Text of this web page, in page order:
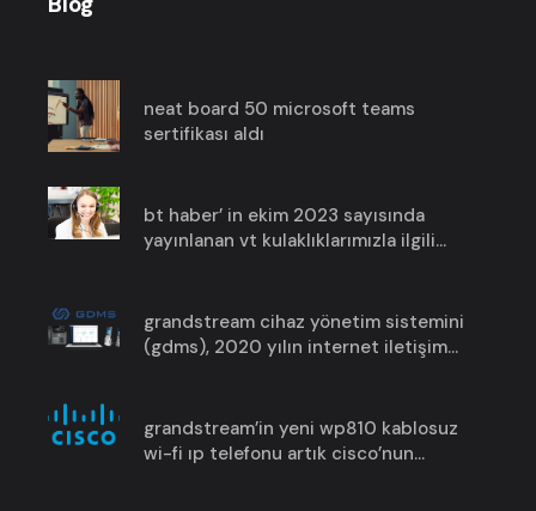
neat board 50 microsoft teams
sertifikası aldı
bt haber’ in ekim 2023 sayısında
yayınlanan vt kulaklıklarımızla ilgili
grandstream cihaz yönetim sistemini
(gdms), 2020 yılın i̇nternet i̇letişim
grandstream’in yeni wp810 kablosuz
wi-fi ip telefonu artık cisco’nun